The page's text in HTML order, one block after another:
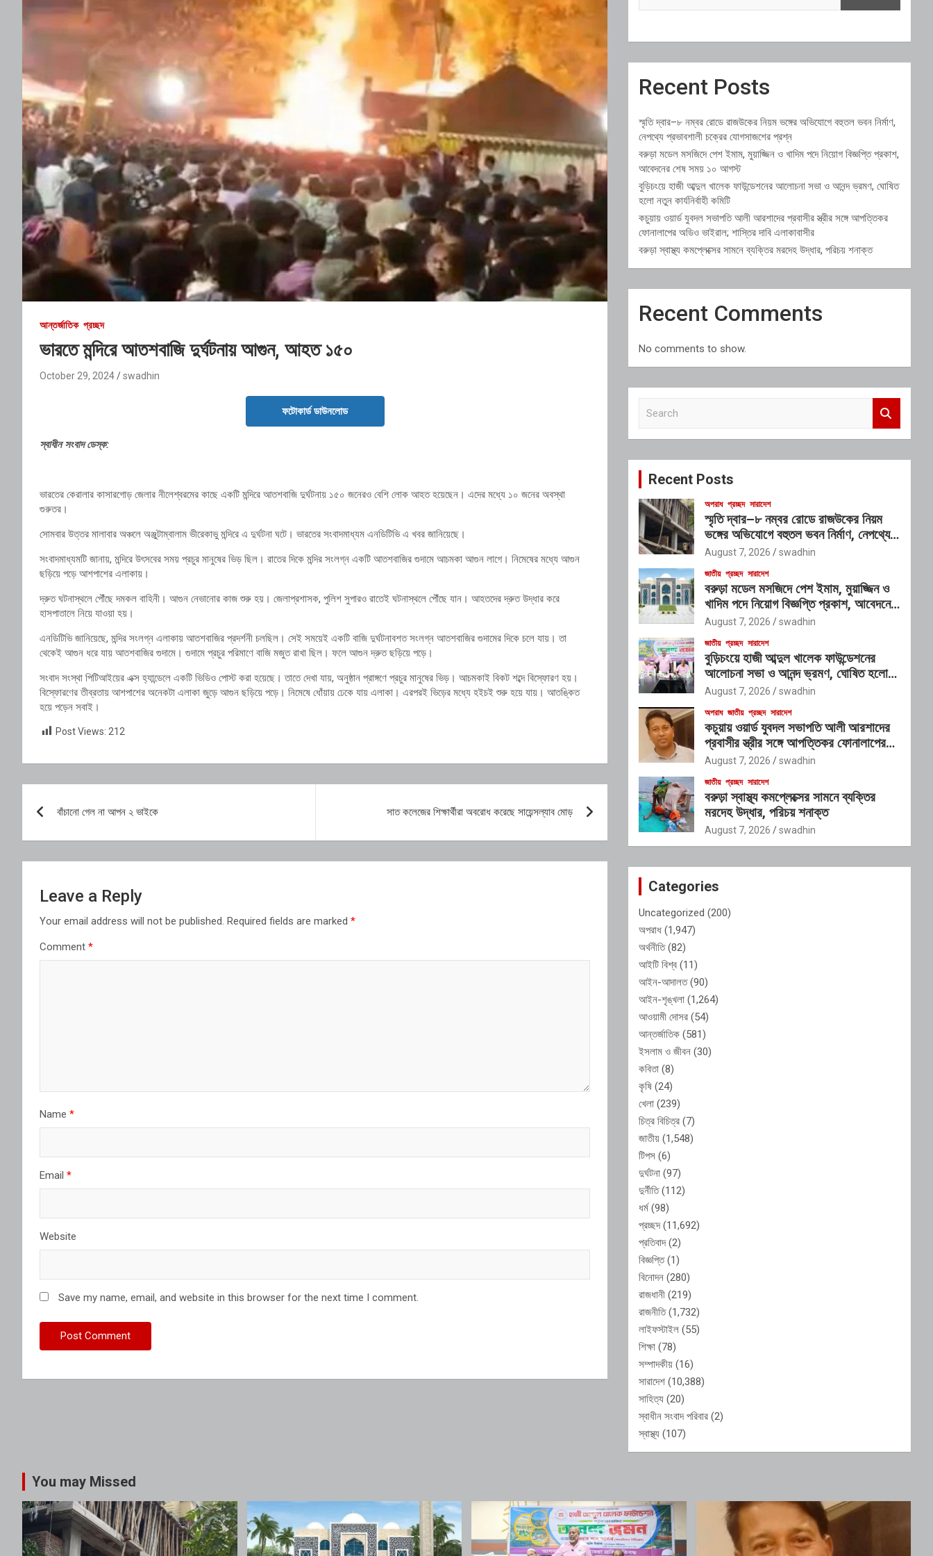
আন্তর্জাতিক প্রচ্ছদ
ভারতে মন্দিরে আতশবাজি দুর্ঘটনায় আগুন, আহত ১৫০
October 29, 2024 swadhin
ফটোকার্ড ডাউনলোড
স্বাধীন সংবাদ ডেস্ক:
ভারতের কেরালার কাসারগোড় জেলার নীলেশ্বরমের কাছে একটি মন্দিরে আতশবাজি দুর্ঘটনায় ১৫০ জনেরও বেশি লোক আহত হয়েছেন। এদের মধ্যে ১০ জনের অবস্থা
গুরুতর।
সোমবার উত্তর মালাবার অঞ্চলে অঞ্জুটাম্বালাম ভীরেকাভু মন্দিরে এ দুর্ঘটনা ঘটে। ভারতের সংবাদমাধ্যম এনডিটিভি এ খবর জানিয়েছে।
সংবাদমাধ্যমটি জানায়, মন্দিরে উৎসবের সময় প্রচুর মানুষের ভিড় ছিল। রাতের দিকে মন্দির সংলগ্ন একটি আতশবাজির গুদামে আচমকা আগুন লাগে। নিমেষের মধ্যে আগুন
ছড়িয়ে পড়ে আশপাশের এলাকায়।
দ্রুত ঘটনাস্থলে পৌঁছে দমকল বাহিনী। আগুন নেভানোর কাজ শুরু হয়। জেলাপ্রশাসক, পুলিশ সুপারও রাতেই ঘটনাস্থলে পৌঁছে যান। আহতদের দ্রুত উদ্ধার করে
হাসপাতালে নিয়ে যাওয়া হয়।
এনডিটিভি জানিয়েছে, মন্দির সংলগ্ন এলাকায় আতশবাজির প্রদর্শনী চলছিল। সেই সময়েই একটি বাজি দুর্ঘটনাবশত সংলগ্ন আতশবাজির গুদামের দিকে চলে যায়। তা
থেকেই আগুন ধরে যায় আতশবাজির গুদামে। গুদামে প্রচুর পরিমাণে বাজি মজুত রাখা ছিল। ফলে আগুন দ্রুত ছড়িয়ে পড়ে।
সংবাদ সংস্থা পিটিআইয়ের এক্স হ্যান্ডেলে একটি ভিডিও পোস্ট করা হয়েছে। তাতে দেখা যায়, অনুষ্ঠান প্রাঙ্গণে প্রচুর মানুষের ভিড়। আচমকাই বিকট শব্দে বিস্ফোরণ হয়।
বিস্ফোরণের তীব্রতায় আশপাশের অনেকটা এলাকা জুড়ে আগুন ছড়িয়ে পড়ে। নিমেষে ধোঁয়ায় ঢেকে যায় এলাকা। এরপরই ভিড়ের মধ্যে হইচই শুরু হয়ে যায়। আতঙ্কিত
হয়ে পড়েন সবাই।
Post Views: 212
navigation
বাঁচানো গেল না আপন ২ ভাইকে সাত কলেজের শিক্ষার্থীরা অবরোধ করেছে সায়েন্সল্যাব মোড়
Leave a Reply
Your email address will not be published. Required fields are marked *
Comment *
Name *
Email *
Website
Save my name, email, and website in this browser for the next time I comment.
Recent Posts
স্মৃতি দ্বার–৮ নম্বর রোডে রাজউকের নিয়ম ভঙ্গের অভিযোগে বহুতল ভবন নির্মাণ,
নেপথ্যে প্রভাবশালী চক্রের যোগসাজশের প্রশ্ন
বরুড়া মডেল মসজিদে পেশ ইমাম, মুয়াজ্জিন ও খাদিম পদে নিয়োগ বিজ্ঞপ্তি প্রকাশ,
আবেদনের শেষ সময় ১০ আগস্ট
বুড়িচংয়ে হাজী আব্দুল খালেক ফাউন্ডেশনের আলোচনা সভা ও আনন্দ ভ্রমণ, ঘোষিত
হলো নতুন কার্যনির্বাহী কমিটি
কচুয়ায় ওয়ার্ড যুবদল সভাপতি আলী আরশাদের প্রবাসীর স্ত্রীর সঙ্গে আপত্তিকর
ফোনালাপের অডিও ভাইরাল; শাস্তির দাবি এলাকাবাসীর
বরুড়া স্বাস্থ্য কমপ্লেক্সের সামনে ব্যক্তির মরদেহ উদ্ধার, পরিচয় শনাক্ত
Recent Comments
No comments to show.
c
Recent Posts
অপরাধ প্রচ্ছদ সারাদেশ
স্মৃতি দ্বার–৮ নম্বর রোডে রাজউকের নিয়ম
ভঙ্গের অভিযোগে বহুতল ভবন নির্মাণ, নেপথ্যে
প্রভাবশালী চক্রের যোগসাজশের প্রশ্ন
August 7, 2026 swadhin
জাতীয় প্রচ্ছদ সারাদেশ
বরুড়া মডেল মসজিদে পেশ ইমাম, মুয়াজ্জিন ও
খাদিম পদে নিয়োগ বিজ্ঞপ্তি প্রকাশ, আবেদনের
শেষ সময় ১০ আগস্ট
August 7, 2026 swadhin
জাতীয় প্রচ্ছদ সারাদেশ
বুড়িচংয়ে হাজী আব্দুল খালেক ফাউন্ডেশনের
আলোচনা সভা ও আনন্দ ভ্রমণ, ঘোষিত হলো
নতুন কার্যনির্বাহী কমিটি
August 7, 2026 swadhin
অপরাধ জাতীয় প্রচ্ছদ সারাদেশ
কচুয়ায় ওয়ার্ড যুবদল সভাপতি আলী আরশাদের
প্রবাসীর স্ত্রীর সঙ্গে আপত্তিকর ফোনালাপের
অডিও ভাইরাল; শাস্তির দাবি এলাকাবাসীর
August 7, 2026 swadhin
জাতীয় প্রচ্ছদ সারাদেশ
বরুড়া স্বাস্থ্য কমপ্লেক্সের সামনে ব্যক্তির
মরদেহ উদ্ধার, পরিচয় শনাক্ত
August 7, 2026 swadhin
Categories
Uncategorized (200)
অপরাধ (1,947)
অর্থনীতি(82)
আইটি বিশ্ব (11)
আইন-আদালত(90)
আইন-শৃঙ্খলা (1,264)
আওয়ামী দোসর (54)
আন্তর্জাতিক (581)
ইসলাম ও জীবন (30)
কবিতা (8)
কৃষি (24)
খেলা (239)
চিত্র বিচিত্র (7)
জাতীয় (1,548)
টিপস (6)
দুর্ঘটনা (97)
দুর্নীতি(112)
ধর্ম(98)
প্রচ্ছদ(11,692)
প্রতিবাদ(2)
বিজ্ঞপ্তি(1)
বিনোদন (280)
রাজধানী (219)
রাজনীতি(1,732)
লাইফস্টাইল (55)
শিক্ষা (78)
সম্পাদকীয় (16)
সারাদেশ (10,388)
সাহিত্য (20)
স্বাধীন সংবাদ পরিবার (2)
স্বাস্থ্য (107)
You may Missed